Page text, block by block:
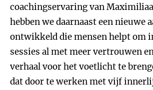
coachingservaring van
hebben we daarnaast een nieuwe
ontwikkeld die mensen helpt om
sessies al met meer vertrouwen
verhaal voor het voetlicht te
dat door te werken met vijf